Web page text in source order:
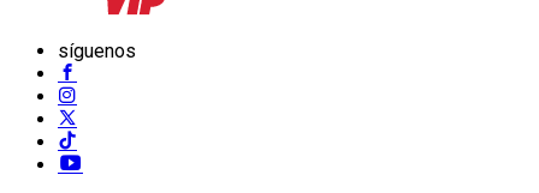
síguenos